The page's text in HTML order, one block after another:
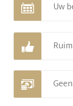
Uw